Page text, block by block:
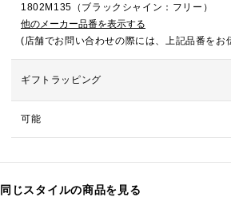
1802M135（ブラックシャイン：フリー）
他のメーカー品番を表示する
(店舗でお問い合わせの際には、上記品番をお
ギフトラッピング
可能
同じスタイルの商品を見る